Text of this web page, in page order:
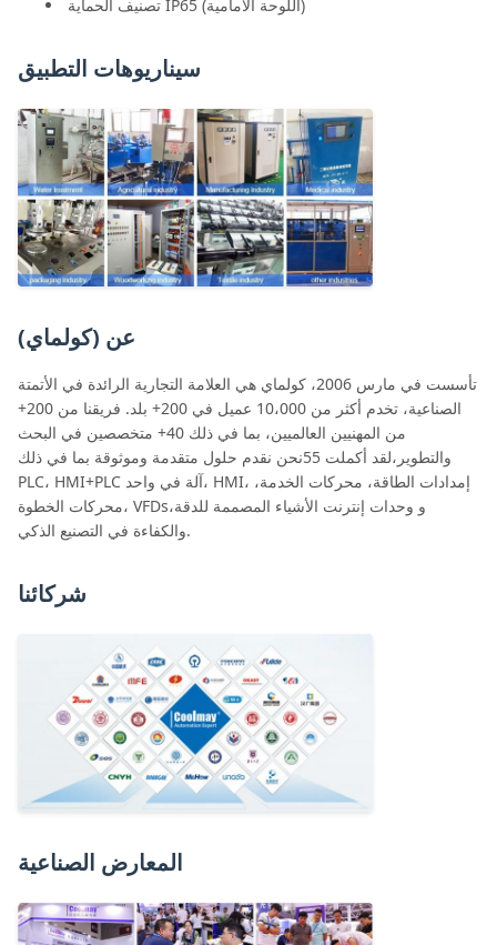
تصنيف الحماية IP65 (اللوحة الأمامية)
سيناريوهات التطبيق
عن (كولماي)
تأسست في مارس 2006، كولماي هي العلامة التجارية الرائدة في الأتمتة
الصناعية، تخدم أكثر من 10،000 عميل في 200+ بلد. فريقنا من 200+
من المهنيين العالميين، بما في ذلك 40+ متخصصين في البحث
والتطوير،لقد أكملت 55نحن نقدم حلول متقدمة وموثوقة بما في ذلك
PLC، HMI+PLC آلة في واحد، HMI، إمدادات الطاقة، محركات الخدمة،
محركات الخطوة، VFDs،و وحدات إنترنت الأشياء المصممة للدقة
والكفاءة في التصنيع الذكي.
شركائنا
المعارض الصناعية